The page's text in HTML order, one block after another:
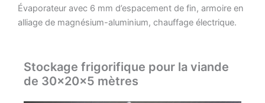
Évaporateur avec 6 mm d’espacement de fin, armoire en
alliage de magnésium-aluminium, chauffage électrique.
Stockage frigorifique pour la viande
de 30x20x5 mètres